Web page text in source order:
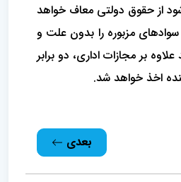
از حقوق دولتی معاف خواهد
مزبوره را بدون علت و
بر مجازات اداری، دو برابر
اخذ خواهد شد.
بعدی